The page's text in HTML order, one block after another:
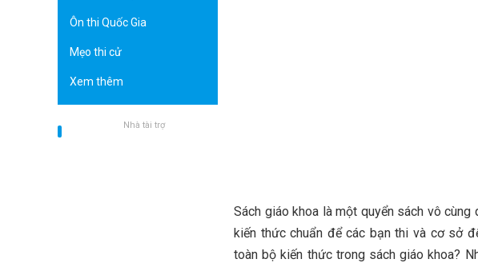
Ôn thi Quốc Gia
Mẹo thi cử
Xem thêm
Nhà tài trợ
Sách giáo khoa là một quyển sách vô
kiến thức chuẩn để các bạn thi và cơ sở
toàn bộ kiến thức trong sách giáo khoa?